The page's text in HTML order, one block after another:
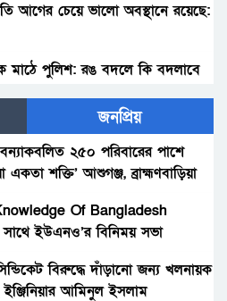
আগের চেয়ে ভালো অবস্থানে রয়েছে:
মাঠে পুলিশ: রঙ বদলে কি বদলাবে
বিএনপির এমপি প্রার্থী ডাঃ
ফ্রী মেডিকেল ক্যাম্প ও ঔষধ
নতুন অধ্যায়ের সূচনা।
জনপ্রিয়
২৫০ পরিবারের পাশে
একতা শক্তি’ আশুগঞ্জ, ব্রাহ্মণবাড়িয়া
Of Bangladesh
ইউএনও’র বিনিময় সভা
বিরুদ্ধে দাঁড়ানো জন্য খলনায়ক
ইঞ্জিনিয়ার আমিনুল ইসলাম